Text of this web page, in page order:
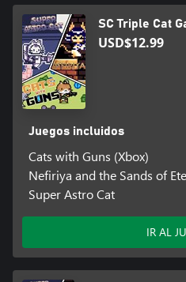
SC Triple Cat
USD$12.99
Juegos incluidos
Cats with Guns (Xbox)
Nefiriya and the Sands of
Super Astro Cat
IR AL